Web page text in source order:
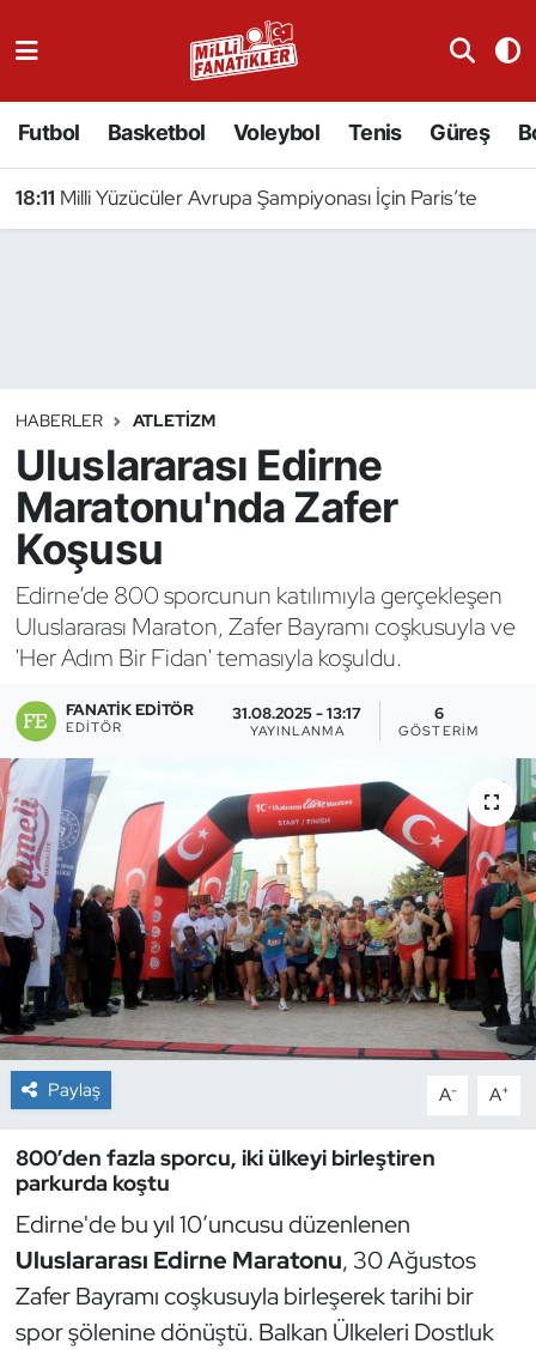
Futbol Basketbol Voleybol Tenis Güreş
18:11 Milli Yüzücüler Avrupa Şampiyonası İçin Paris’te
HABERLER ATLETIZM
Uluslararası Edirne
Maratonu'nda Zafer
Koşusu
Edirne’de 800 sporcunun katılımıyla gerçekleşen
Uluslararası Maraton, Zafer Bayramı coşkusuyla ve
'Her Adım Bir Fidan' temasıyla koşuldu.
FANATIK EDITÖR
EDITÖR
31.08.2025 - 13:17
YAYINLANMA
6
GÖSTERIM
Paylaş A- A+
800’den fazla sporcu, iki ülkeyi birleştiren
parkurda koştu
Edirne'de bu yıl 10’uncusu düzenlenen
Uluslararası Edirne Maratonu, 30 Ağustos
Zafer Bayramı coşkusuyla birleşerek tarihi bir
spor şölenine dönüştü. Balkan Ülkeleri Dostluk
Badminton
Binicilik
Bisiklet
Bocce Bowling Dart
Boks
Briç
Buz Hokeyi
Buz Pateni
Çim Hokeyi
Cimnastik
Curling
Dağcılık
Dövüş Sanatı
E-Spor
Eskrim